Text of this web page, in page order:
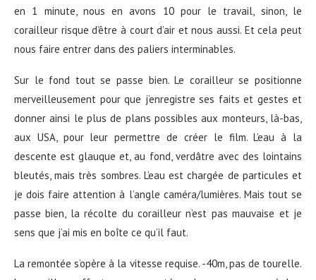
en 1 minute, nous en avons 10 pour le travail, sinon, le
corailleur risque d’être à court d’air et nous aussi. Et cela peut
nous faire entrer dans des paliers interminables.
Sur le fond tout se passe bien. Le corailleur se positionne
merveilleusement pour que j’enregistre ses faits et gestes et
donner ainsi le plus de plans possibles aux monteurs, là-bas,
aux USA, pour leur permettre de créer le film. L’eau à la
descente est glauque et, au fond, verdâtre avec des lointains
bleutés, mais très sombres. L’eau est chargée de particules et
je dois faire attention à l’angle caméra/lumières. Mais tout se
passe bien, la récolte du corailleur n’est pas mauvaise et je
sens que j’ai mis en boîte ce qu’il faut.
La remontée s’opère à la vitesse requise. -40m, pas de tourelle.